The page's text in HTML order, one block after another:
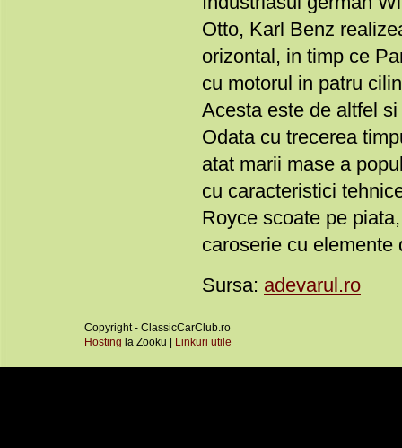
Otto, Karl Benz
orizontal, in timp ce
cu motorul in patru
Acesta este de altfel
Odata cu trecerea
atat marii mase a
cu caracteristici
Royce scoate pe
caroserie cu elemente
Sursa: adevarul.ro
Copyright - ClassicCarClub.ro
Hosting la Zooku | Linkuri utile